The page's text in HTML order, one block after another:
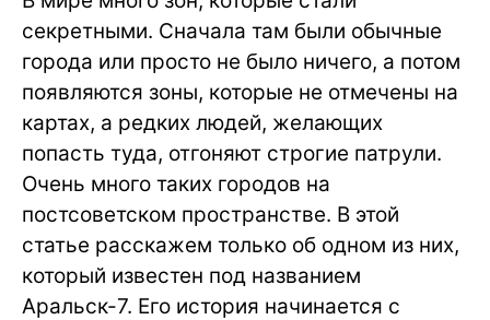
секретными. Сначала там были обычные
города или просто не было ничего, а потом
появляются зоны, которые не отмечены на
картах, а редких людей, желающих
попасть туда, отгоняют строгие патрули.
Очень много таких городов на
постсоветском пространстве. В этой
статье расскажем только об одном из них,
который известен под названием
Аральск-7. Его история начинается с